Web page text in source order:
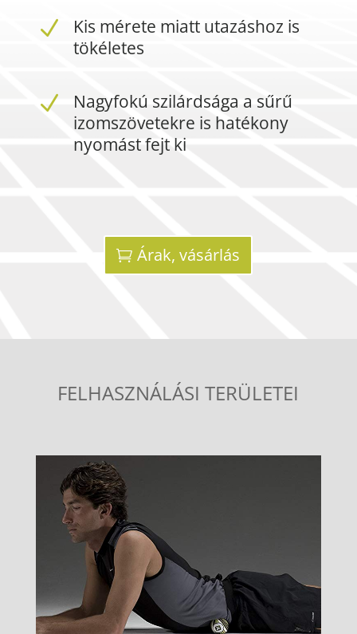
N
Kis mérete miatt utazáshoz is
tökéletes
N
Nagyfokú szilárdsága a sűrű
izomszövetekre is hatékony
nyomást fejt ki
Árak, vásárlás
FELHASZNÁLÁSI TERÜLETEI